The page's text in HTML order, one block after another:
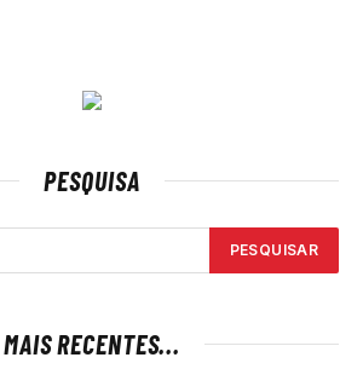
PESQUISA
MAIS RECENTES...